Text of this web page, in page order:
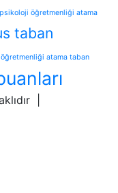
psikoloji öğretmenliği atama
taban
atama taban
|